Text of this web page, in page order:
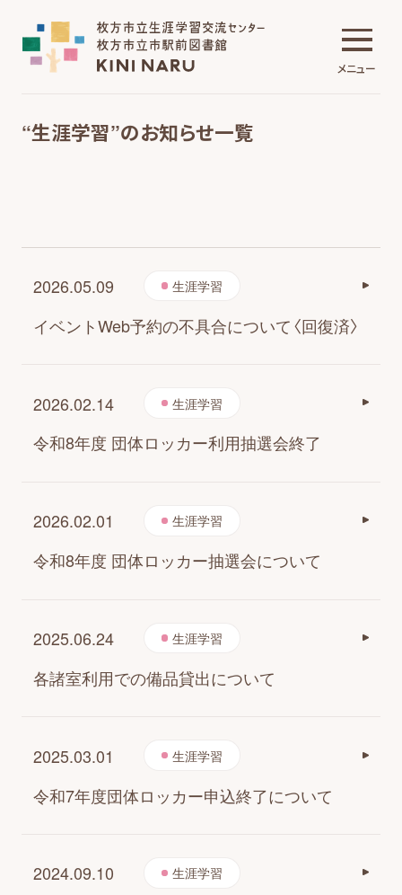
メニュー
使用方法・料金表
市駅前図書館
お知らせ一覧
はじめまして!
“生涯学習”のお知らせ一覧
2026.05.09 生涯学習
イベントWeb予約の不具合について〈回復済〉
2026.02.14 生涯学習
令和8年度 団体ロッカー利用抽選会終了
2026.02.01 生涯学習
令和8年度 団体ロッカー抽選会について
2025.06.24 生涯学習
各諸室利用での備品貸出について
2025.03.01 生涯学習
令和7年度団体ロッカー申込終了について
2024.09.10 生涯学習